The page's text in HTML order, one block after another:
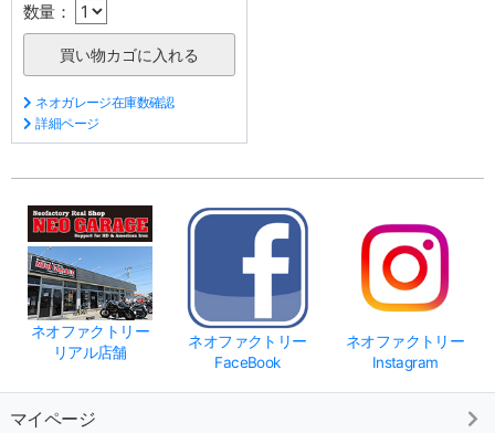
数量：
ネオガレージ在庫数確認
詳細ページ
ネオファクトリー
リアル店舗
ネオファクトリー
FaceBook
ネオファクトリー
Instagram
マイページ